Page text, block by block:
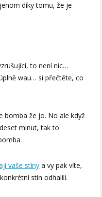
díky tomu, že je
to není nic…
wau… si přečtěte, co
bomba že jo. No ale když
minut, tak to
vaše stíny a vy pak víte,
stín odhalili.